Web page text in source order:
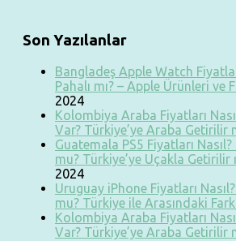
Son Yazılanlar
Bangladeş Apple Watch
Pahalı mı? – Apple Ürünleri ve
2024
Kolombiya Araba Fiyatları
Var? Türkiye’ye Araba Getirilir
Guatemala PS5 Fiyatları
mu? Türkiye’ye Uçakla Getirilir
2024
Uruguay iPhone Fiyatları
mu? Türkiye ile Arasındaki
Kolombiya Araba Fiyatları
Var? Türkiye’ye Araba Getirilir